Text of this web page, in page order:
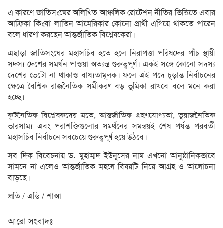
এ কারণে জাতিসংঘের অলিখিত আঞ্চলিক রোটেশন নীতির ভিত্তিতে এবার
আফ্রিকা কিংবা লাতিন আমেরিকার কোনো প্রার্থী এগিয়ে থাকতে পারেন
বলে ধারণা করছেন আন্তর্জাতিক বিশ্লেষকেরা।
এছাড়া জাতিসংঘের মহাসচিব হতে হলে নিরাপত্তা পরিষদের পাঁচ স্থায়ী
সদস্য দেশের সমর্থন পাওয়া অত্যন্ত গুরুত্বপূর্ণ। একই সঙ্গে কোনো সদস্য
দেশের ভেটো না থাকাও বাধ্যতামূলক। ফলে এই পদে চূড়ান্ত নির্বাচনের
ক্ষেত্রে বৈশ্বিক রাজনৈতিক সমীকরণ বড় ভূমিকা রাখবে বলে মনে করা
হচ্ছে।
কূটনৈতিক বিশ্লেষকদের মতে, আন্তর্জাতিক গ্রহণযোগ্যতা, ভূরাজনৈতিক
ভারসাম্য এবং পরাশক্তিগুলোর সমর্থনের সমন্বয়ই শেষ পর্যন্ত পরবর্তী
মহাসচিব নির্বাচনে সবচেয়ে গুরুত্বপূর্ণ হয়ে উঠবে।
সব দিক বিবেচনায় ড. মুহাম্মদ ইউনূসের নাম এখনো আনুষ্ঠানিকভাবে
সামনে না এলেও আন্তর্জাতিক মহলে বিষয়টি নিয়ে আগ্রহ ও আলোচনা
বাড়ছে।
প্রতি / এডি / শাআ
আরো সংবাদঃ